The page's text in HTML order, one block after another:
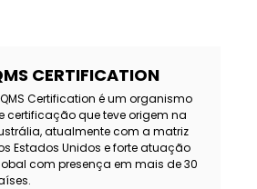
CERTIFICATION
Certification é um organismo
certificação que teve origem na
atualmente com a matriz
Estados Unidos e forte atuação
com presença em mais de 30